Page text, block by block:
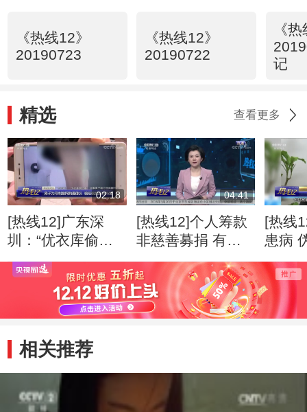
《热线12》
20190723
《热线12》
20190722
《
记
精选 查看更多
02:18
[热线12]广东深
圳：“优衣库偷拍
案”涉事男子被行
政拘留十日
04:41
[热线12]个人筹款
非慈善募捐 有效
监管难
[热线
患病
网络
相关推荐